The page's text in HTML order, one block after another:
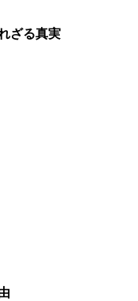
ざる真実